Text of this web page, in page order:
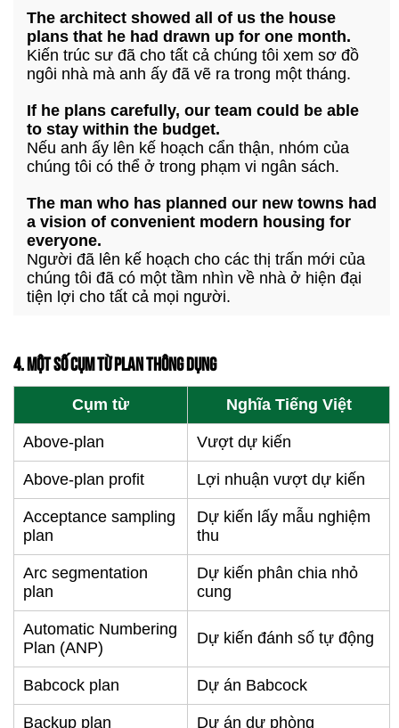
The architect showed all of us the house
plans that he had drawn up for one month.
Kiến trúc sư đã cho tất cả chúng tôi xem sơ đồ
ngôi nhà mà anh ấy đã vẽ ra trong một tháng.
If he plans carefully, our team could be able
to stay within the budget.
Nếu anh ấy lên kế hoạch cẩn thận, nhóm của
chúng tôi có thể ở trong phạm vi ngân sách.
The man who has planned our new towns had
a vision of convenient modern housing for
everyone.
Người đã lên kế hoạch cho các thị trấn mới của
chúng tôi đã có một tầm nhìn về nhà ở hiện đại
tiện lợi cho tất cả mọi người.
4. MỘT SỐ CỤM TỪ PLAN THÔNG DỤNG
Cụm từ Nghĩa Tiếng Việt
Above-plan Vượt dự kiến
Above-plan profit Lợi nhuận vượt dự kiến
Acceptance sampling
plan
Dự kiến lấy mẫu nghiệm
thu
Arc segmentation
plan
Dự kiến phân chia nhỏ
cung
Automatic Numbering
Plan (ANP)
Dự kiến đánh số tự động
Babcock plan Dự án Babcock
Backup plan Dự án dự phòng